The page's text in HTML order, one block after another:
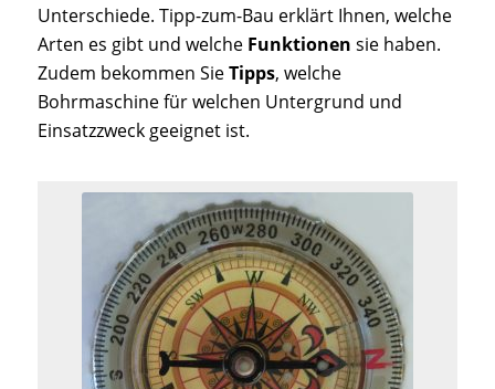
Unterschiede. Tipp-zum-Bau erklärt Ihnen, welche
Arten es gibt und welche Funktionen sie haben.
Zudem bekommen SieTipps, welche
Bohrmaschine für welchen Untergrund und
Einsatzzweck geeignet ist.